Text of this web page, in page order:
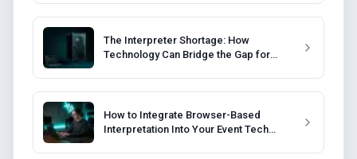
The Interpreter Shortage: How
Technology Can Bridge the Gap for
How to Integrate Browser-Based
Interpretation Into Your Event Tech